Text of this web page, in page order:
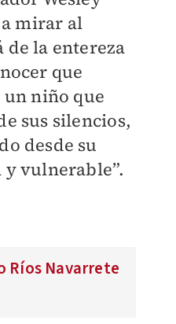
mirar al
de la entereza
que
niño que
sus silencios,
desde su
vulnerable”.
Ríos Navarrete